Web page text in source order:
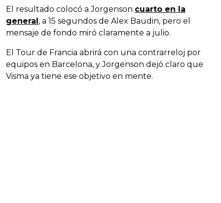
El resultado colocó a Jorgenson cuarto en la
general, a 15 segundos de Alex Baudin, pero el
mensaje de fondo miró claramente a julio.
El Tour de Francia abrirá con una contrarreloj por
equipos en Barcelona, y Jorgenson dejó claro que
Visma ya tiene ese objetivo en mente.